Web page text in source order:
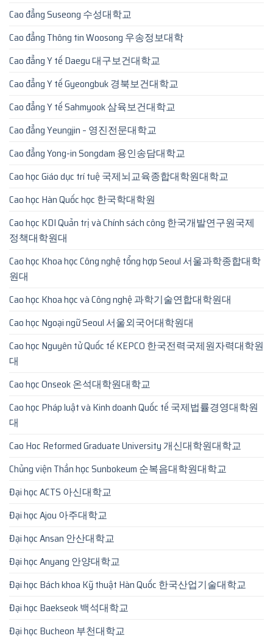
Cao đẳng Suseong 수성대학교
Cao đẳng Thông tin Woosong 우송정보대학
Cao đẳng Y tế Daegu 대구보건대학교
Cao đẳng Y tế Gyeongbuk 경북보건대학교
Cao đẳng Y tế Sahmyook 삼육보건대학교
Cao đẳng Yeungjin – 영진전문대학교
Cao đẳng Yong-in Songdam 용인송담대학교
Cao học Giáo dục trí tuệ 국제뇌교육종합대학원대학교
Cao học Hàn Quốc học 한국학대학원
Cao học KDI Quản trị và Chính sách công 한국개발연구원국제
정책대학원대
Cao học Khoa học Công nghệ tổng hợp Seoul 서울과학종합대학
원대
Cao học Khoa học và Công nghệ 과학기술연합대학원대
Cao học Ngoại ngữ Seoul 서울외국어대학원대
Cao học Nguyên tử Quốc tế KEPCO 한국전력국제원자력대학원
대
Cao học Onseok 온석대학원대학교
Cao học Pháp luật và Kinh doanh Quốc tế 국제법률경영대학원
대
Cao Hoc Reformed Graduate University 개신대학원대학교
Chủng viện Thần học Sunbokeum 순복음대학원대학교
Đại học ACTS 아신대학교
Đại học Ajou 아주대학교
Đại học Ansan 안산대학교
Đại học Anyang 안양대학교
Đại học Bách khoa Kỹ thuật Hàn Quốc 한국산업기술대학교
Đại học Baekseok 백석대학교
Đại học Bucheon 부천대학교